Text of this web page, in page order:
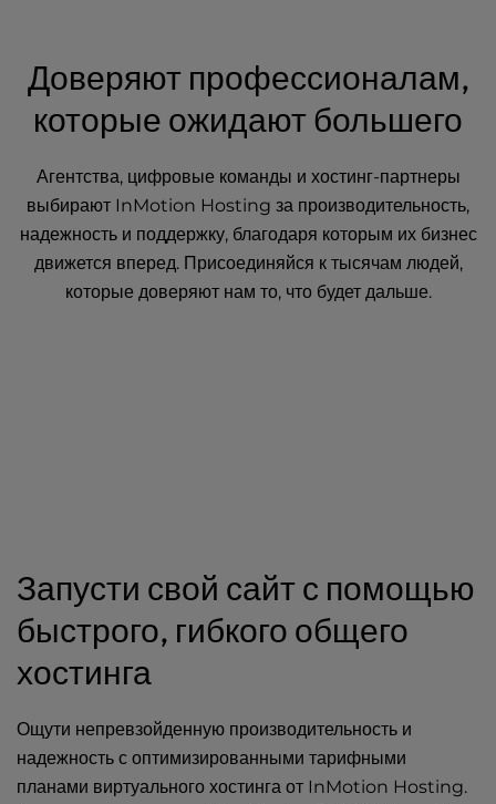
Доверяют профессионалам,
которые ожидают большего
Агентства, цифровые команды и хостинг-партнеры
выбирают InMotion Hosting за производительность,
надежность и поддержку, благодаря которым их бизнес
движется вперед. Присоединяйся к тысячам людей,
которые доверяют нам то, что будет дальше.
Запусти свой сайт с помощью
быстрого, гибкого общего
хостинга
Ощути непревзойденную производительность и
надежность с оптимизированными тарифными
планами виртуального хостинга от InMotion Hosting.